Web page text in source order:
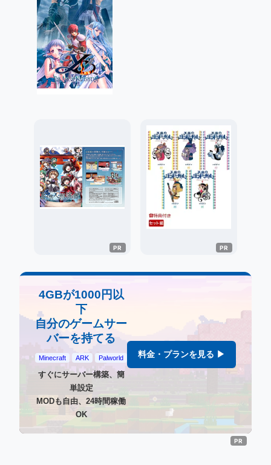
4GBが1000円以
下
自分のゲームサー
バーを持てる
Minecraft ARK Palworld
すぐにサーバー構築、簡
単設定
MODも自由、24時間稼働
OK
料金・プランを見る ▶